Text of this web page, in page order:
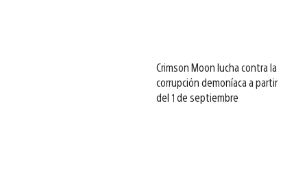
Crimson Moon lucha contra la
corrupción demoníaca a partir
del 1 de septiembre